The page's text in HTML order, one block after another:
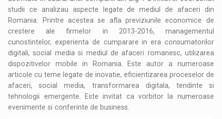
studii ce analizau aspecte legate de mediul de afaceri din
Romania. Printre acestea se afla previziunile economice de
crestere ale firmelor in 2013-2016, managementul
cunostintelor, experienta de cumparare in era consumatorilor
digitali, social media si mediul de afaceri romanesc, utilizarea
dispozitivelor mobile in Romania. Este autor a numeroase
articole cu teme legate de inovatie, eficientizarea proceselor de
afaceri, social media, transformarea digitala, tendinte si
tehnologii emergente. Este invitat ca vorbitor la numeroase
evenimente si conferinte de business.